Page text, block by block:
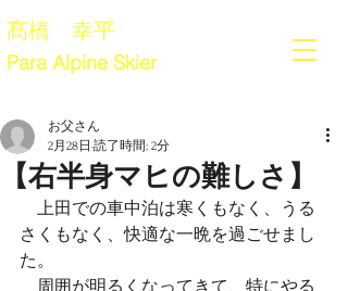
髙橋 幸平
Para Alpine Skier
【右半身マヒの難しさ】
お父さん
2月28日 読了時間: 2分
上田での車中泊は寒くもなく、うる
さくもなく、快適な一晩を過ごせまし
た。
周囲が明るくなってきて、特にやる